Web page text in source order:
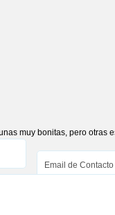
muy bonitas, pero otras